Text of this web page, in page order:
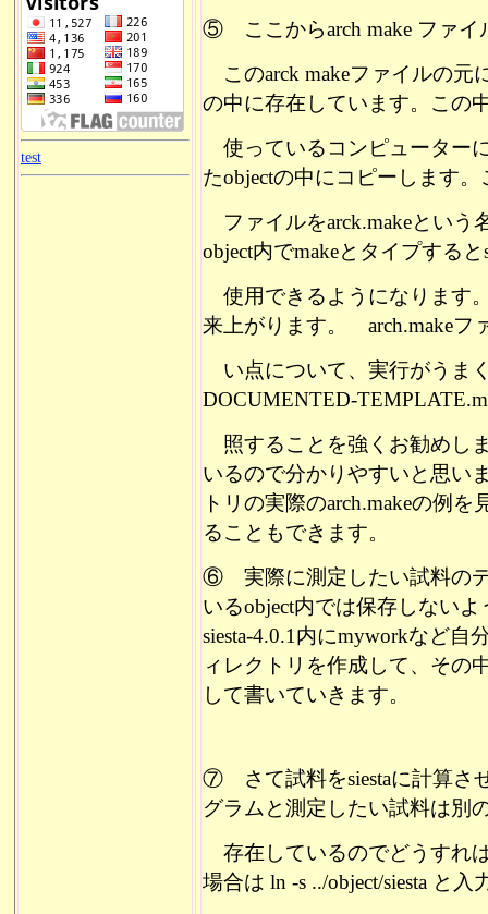
test
⑤ ここからarch make ファ
このarck makeファイルの元
の中に存在しています。こ
使っているコンピューター
たobjectの中にコピーします
ファイルをarck.makeという
object内でmakeとタイプする
使用できるようになります
来上がります。 arch.makeフ
い点について、 実行がうま
DOCUMENTED-
照することを強くお勧めし
いるので分かりやすいと思い
トリの実際のarch.makeの例を
ることもできます。
⑥ 実際に測定したい試料のデ
いるobject内では保存しない
siesta-4.0.1内にmyworkなど
ィレクトリを作成して、その
して書いていきます。
⑦ さて試料をsiestaに計算さ
グラムと測定したい試料は別
存在しているのでどうすれ
場合は ln -s ../object/siesta と入